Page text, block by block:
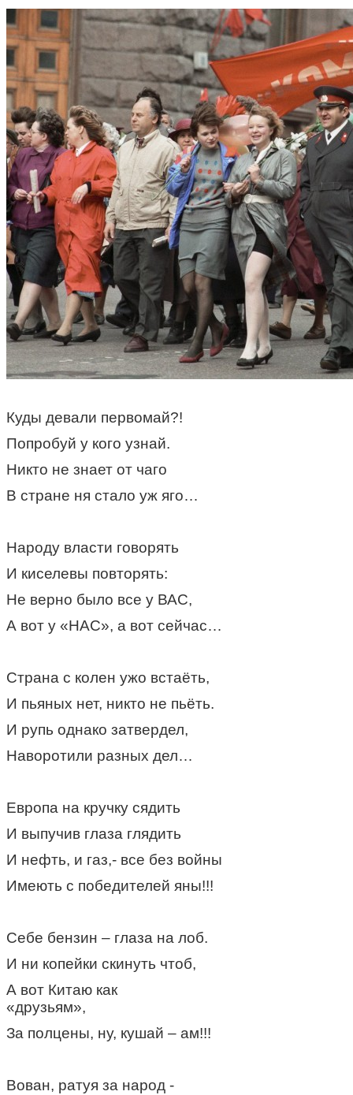
Куды девали первомай?!
Попробуй у кого узнай.
Никто не знает от чаго
В стране ня стало уж яго…
Народу власти говорять
И киселевы повторять:
Не верно было все у ВАС,
А вот у «НАС», а вот сейчас…
Страна с колен ужо встаёть,
И пьяных нет, никто не пьёть.
И рупь однако затвердел,
Наворотили разных дел…
Европа на кручку сядить
И выпучив глаза глядить
И нефть, и газ,- все без войны
Имеють с победителей яны!!!
Себе бензин – глаза на лоб.
И ни копейки скинуть чтоб,
А вот Китаю как
«друзьям»,
За полцены, ну, кушай – ам!!!
Вован, ратуя за народ -